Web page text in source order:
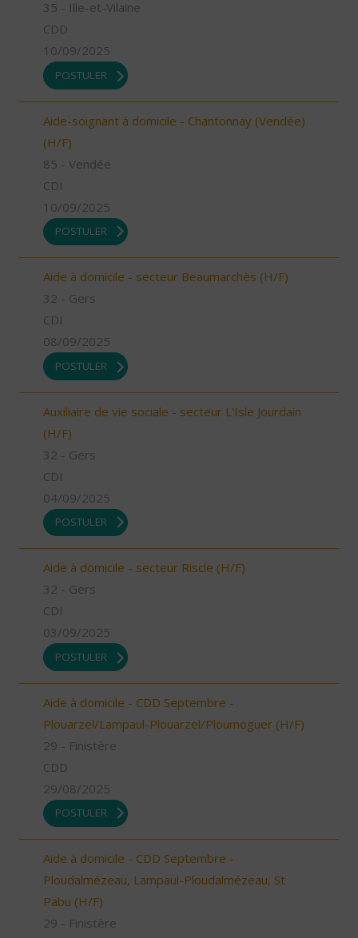
35 - Ille-et-Vilaine
CDD
10/09/2025
POSTULER
Aide-soignant à domicile - Chantonnay (Vendée)
(H/F)
85 - Vendée
CDI
10/09/2025
POSTULER
Aide à domicile - secteur Beaumarchès (H/F)
32 - Gers
CDI
08/09/2025
POSTULER
Auxiliaire de vie sociale - secteur L'Isle Jourdain
(H/F)
32 - Gers
CDI
04/09/2025
POSTULER
Aide à domicile - secteur Riscle (H/F)
32 - Gers
CDI
03/09/2025
POSTULER
Aide à domicile - CDD Septembre -
Plouarzel/Lampaul-Plouarzel/Ploumoguer (H/F)
29 - Finistère
CDD
29/08/2025
POSTULER
Aide à domicile - CDD Septembre -
Ploudalmézeau, Lampaul-Ploudalmézeau, St
Pabu (H/F)
29 - Finistère